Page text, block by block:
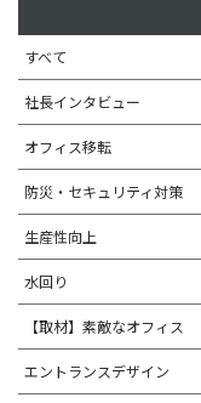
すべて
社長インタビュー
オフィス移転
防災・セキュリティ対策
生産性向上
水回り
【取材】素敵なオフィス
エントランスデザイン